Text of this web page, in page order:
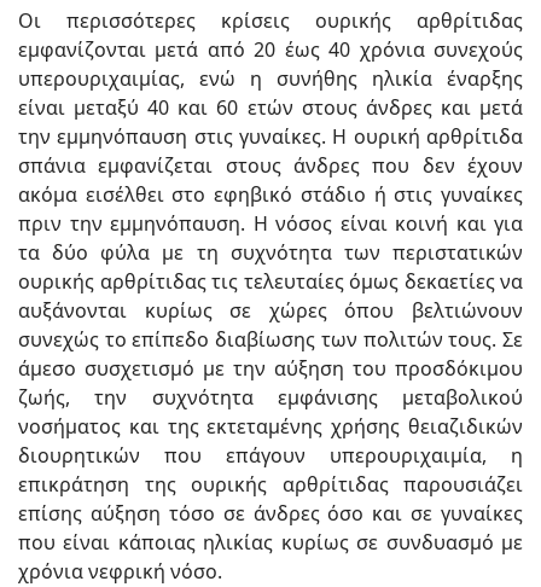
Οι περισσότερες κρίσεις ουρικής αρθρίτιδας
εμφανίζονται μετά από 20 έως 40 χρόνια συνεχούς
υπερουριχαιμίας, ενώ η συνήθης ηλικία έναρξης
είναι μεταξύ 40 και 60 ετών στους άνδρες και μετά
την εμμηνόπαυση στις γυναίκες. Η ουρική αρθρίτιδα
σπάνια εμφανίζεται στους άνδρες που δεν έχουν
ακόμα εισέλθει στο εφηβικό στάδιο ή στις γυναίκες
πριν την εμμηνόπαυση. Η νόσος είναι κοινή και για
τα δύο φύλα με τη συχνότητα των περιστατικών
ουρικής αρθρίτιδας τις τελευταίες όμως δεκαετίες να
αυξάνονται κυρίως σε χώρες όπου βελτιώνουν
συνεχώς το επίπεδο διαβίωσης των πολιτών τους. Σε
άμεσο συσχετισμό με την αύξηση του προσδόκιμου
ζωής, την συχνότητα εμφάνισης μεταβολικού
νοσήματος και της εκτεταμένης χρήσης θειαζιδικών
διουρητικών που επάγουν υπερουριχαιμία, η
επικράτηση της ουρικής αρθρίτιδας παρουσιάζει
επίσης αύξηση τόσο σε άνδρες όσο και σε γυναίκες
που είναι κάποιας ηλικίας κυρίως σε συνδυασμό με
χρόνια νεφρική νόσο.